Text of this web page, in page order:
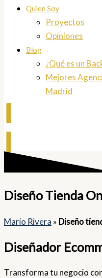
Quien Soy
Proyectos
Opiniones
Blog
¿Qué es un
Mejores
Madrid
Diseño Tienda
Mario Rivera » Diseño
Diseñador
Transforma tu negocio